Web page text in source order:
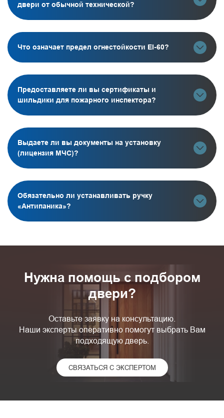
двери от обычной технической?
Что означает предел огнестойкости EI-60?
Предоставляете ли вы сертификаты и
шильдики для пожарного инспектора?
Выдаете ли вы документы на установку
(лицензия МЧС)?
Обязательно ли устанавливать ручку
«Антипаника»?
Нужна помощь с подбором
двери?
Оставьте заявку на консультацию.
Наши эксперты оперативно помогут выбрать Вам
подходящую дверь.
СВЯЗАТЬСЯ С ЭКСПЕРТОМ